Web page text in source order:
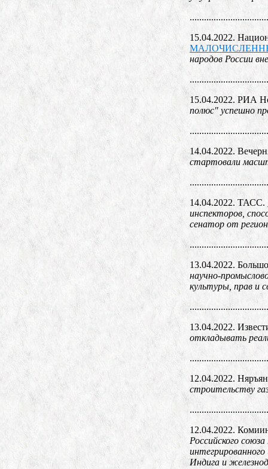
15.04.2022.
народов России
15.04.2022. РИА
полюс" успешно
14.04.2022.
стартовали
14.04.2022. ТАСС.
инспекторов,
сенатор от
13.04.2022.
научно-
культуры, прав и
13.04.2022.
откладывать
12.04.2022.
строительству
12.04.2022.
Российского
Индига и